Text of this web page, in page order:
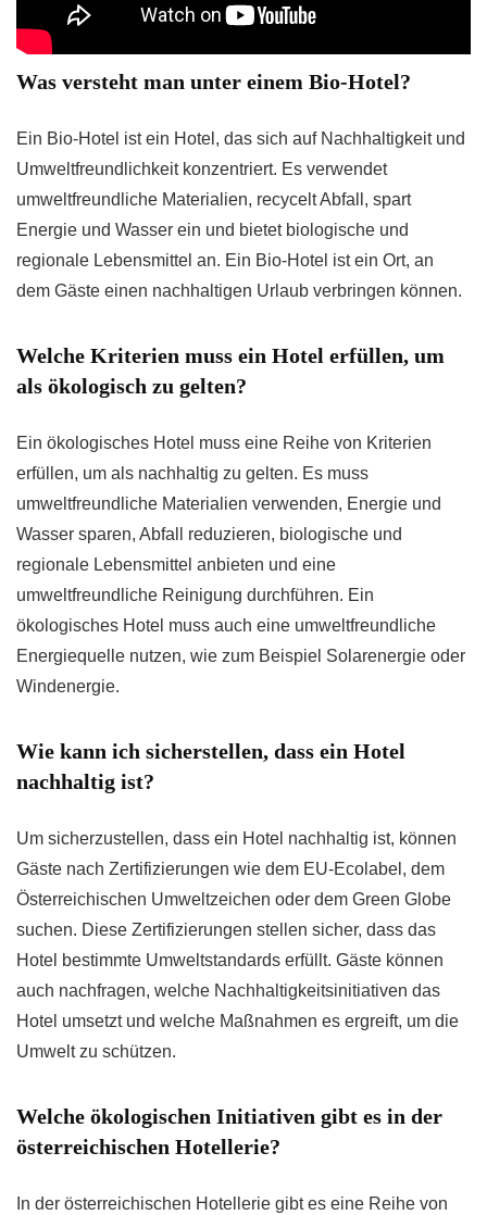
Was versteht man unter einem Bio-Hotel?
Ein Bio-Hotel ist ein Hotel, das sich auf Nachhaltigkeit und
Umweltfreundlichkeit konzentriert. Es verwendet
umweltfreundliche Materialien, recycelt Abfall, spart
Energie und Wasser ein und bietet biologische und
regionale Lebensmittel an. Ein Bio-Hotel ist ein Ort, an
dem Gäste einen nachhaltigen Urlaub verbringen können.
Welche Kriterien muss ein Hotel erfüllen, um
als ökologisch zu gelten?
Ein ökologisches Hotel muss eine Reihe von Kriterien
erfüllen, um als nachhaltig zu gelten. Es muss
umweltfreundliche Materialien verwenden, Energie und
Wasser sparen, Abfall reduzieren, biologische und
regionale Lebensmittel anbieten und eine
umweltfreundliche Reinigung durchführen. Ein
ökologisches Hotel muss auch eine umweltfreundliche
Energiequelle nutzen, wie zum Beispiel Solarenergie oder
Windenergie.
Wie kann ich sicherstellen, dass ein Hotel
nachhaltig ist?
Um sicherzustellen, dass ein Hotel nachhaltig ist, können
Gäste nach Zertifizierungen wie dem EU-Ecolabel, dem
Österreichischen Umweltzeichen oder dem Green Globe
suchen. Diese Zertifizierungen stellen sicher, dass das
Hotel bestimmte Umweltstandards erfüllt. Gäste können
auch nachfragen, welche Nachhaltigkeitsinitiativen das
Hotel umsetzt und welche Maßnahmen es ergreift, um die
Umwelt zu schützen.
Welche ökologischen Initiativen gibt es in der
österreichischen Hotellerie?
In der österreichischen Hotellerie gibt es eine Reihe von